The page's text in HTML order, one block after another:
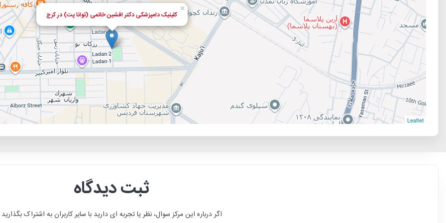
کلینیک دامپزشکی دکتر افشین خاتمی (توانا پت) در کرج
×
Leaflet
ثبت دیدگاه
اگر درباره این مرکز سوال، نظر یا تجربه ای دارید با سایر کاربران به اشتراک بگذارید